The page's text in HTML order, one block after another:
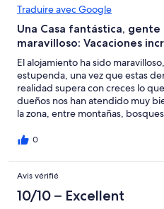
Traduire avec Google
Una Casa fantástica,
maravilloso: Vacaciones
El alojamiento ha sido
estupenda, una vez que estas
realidad supera con creces lo
dueños nos han atendido muy
la zona, entre montañas,
0
Avis vérifié
10/10 – Excellent